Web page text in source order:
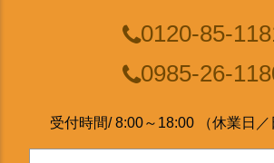
0120-85-
0985-26-
受付時間/ 8:00～18:00 （休業日／